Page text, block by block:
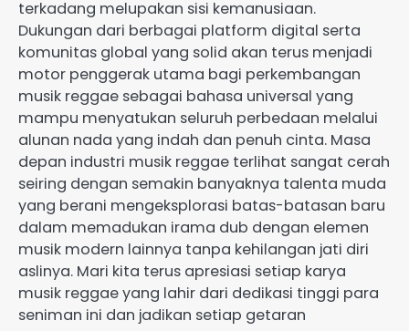
terkadang melupakan sisi kemanusiaan.
Dukungan dari berbagai platform digital serta
komunitas global yang solid akan terus menjadi
motor penggerak utama bagi perkembangan
musik reggae sebagai bahasa universal yang
mampu menyatukan seluruh perbedaan melalui
alunan nada yang indah dan penuh cinta. Masa
depan industri musik reggae terlihat sangat cerah
seiring dengan semakin banyaknya talenta muda
yang berani mengeksplorasi batas-batasan baru
dalam memadukan irama dub dengan elemen
musik modern lainnya tanpa kehilangan jati diri
aslinya. Mari kita terus apresiasi setiap karya
musik reggae yang lahir dari dedikasi tinggi para
seniman ini dan jadikan setiap getaran